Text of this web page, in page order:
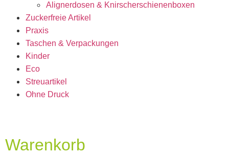
Alignerdosen & Knirscherschienenboxen
Zuckerfreie Artikel
Praxis
Taschen & Verpackungen
Kinder
Eco
Streuartikel
Ohne Druck
Warenkorb